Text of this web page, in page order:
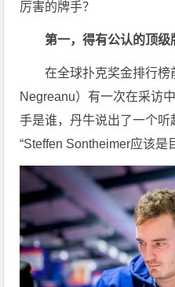
厉害的牌手？
第一，得有公认的顶级
在全球扑克奖金排行榜
Negreanu）有一次在采访
手是谁，丹牛说出了一个听
“Steffen Sontheimer应该是